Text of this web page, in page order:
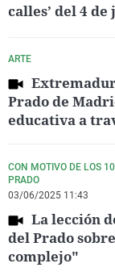
calles’ del 4
ARTE
Prado de
educativa a
CON MOTIVO DE LOS
PRADO
03/06/2025 11:43
La lección
del Prado
complejo"